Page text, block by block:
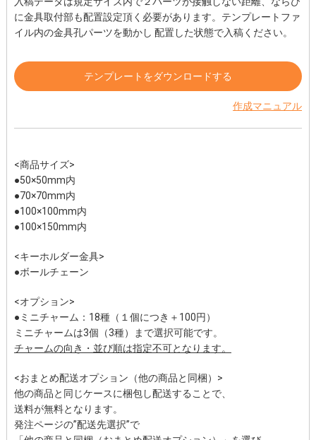
に金具取付部も配置設定頂く必要があります。テンプレートファ
イル内の金具孔パーツを動かし 配置した状態で入稿ください。
テンプレートをダウンロードする
作成マニュアル
<商品サイズ>
●50×50mm内
●70×70mm内
●100×100mm内
●100×150mm内
<キーホルダー金具>
●ボールチェーン
<オプション>
●ミニチャーム：18種（１個につき＋100円）
ミニチャームは3個（3種）まで選択可能です。
チャームの向き・並び順は指定不可となります。
<おまとめ配送オプション（他の商品と同梱）>
他の商品と同じケースに梱包し配送することで、
送料が無料となります。
発注ページの”配送先選択”で